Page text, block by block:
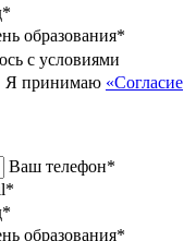
*
образования*
с условиями
Я принимаю «Согласие
Ваш телефон*
*
*
образования*